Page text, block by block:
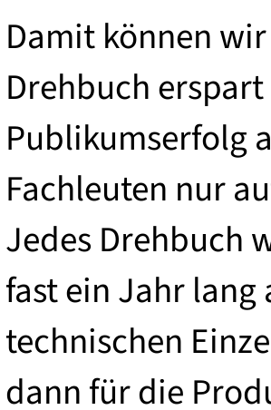
Damit können
Drehbuch
Publikumserfolg
Fachleuten nur
Jedes Drehbuch
fast ein Jahr
technischen
dann für die